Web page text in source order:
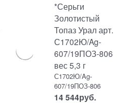
*Серьги
Золотистый
Топаз Урал арт.
С1702Ю/Ag-
607/19ПОЗ-806
вес 5,3 г
С1702Ю/Ag-
607/19ПОЗ-806
14 544руб.